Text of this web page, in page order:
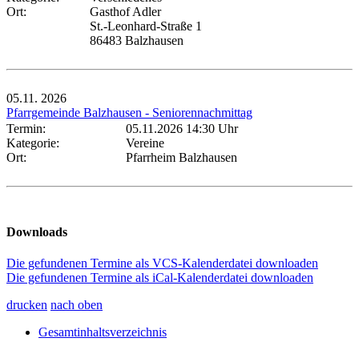
Ort:
Gasthof Adler
St.-Leonhard-Straße 1
86483 Balzhausen
05.11. 2026
Pfarrgemeinde Balzhausen - Seniorennachmittag
Termin:
05.11.2026 14:30 Uhr
Kategorie:
Vereine
Ort:
Pfarrheim Balzhausen
Downloads
Die gefundenen Termine als VCS-Kalenderdatei downloaden
Die gefundenen Termine als iCal-Kalenderdatei downloaden
drucken nach oben
Gesamtinhaltsverzeichnis